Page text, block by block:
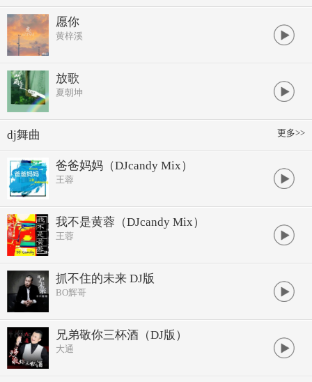
愿你
黄梓溪
放歌
夏朝坤
更多>>
dj舞曲
爸爸妈妈（DJcandy Mix）
王蓉
我不是黄蓉（DJcandy Mix）
王蓉
抓不住的未来 DJ版
BO辉哥
兄弟敬你三杯酒（DJ版）
大通